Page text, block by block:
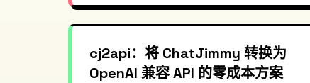
cj2api：将 ChatJimmy 转换为
OpenAI 兼容 API 的零成本方案